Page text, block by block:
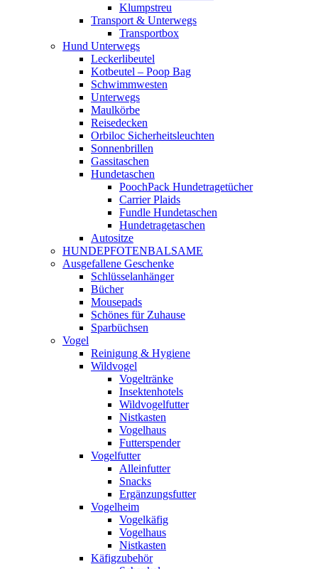
Klumpstreu
Transport & Unterwegs
Transportbox
Hund Unterwegs
Leckerlibeutel
Kotbeutel – Poop Bag
Schwimmwesten
Unterwegs
Maulkörbe
Reisedecken
Orbiloc Sicherheitsleuchten
Sonnenbrillen
Gassitaschen
Hundetaschen
PoochPack Hundetragetücher
Carrier Plaids
Fundle Hundetaschen
Hundetragetaschen
Autositze
HUNDEPFOTENBALSAME
Ausgefallene Geschenke
Schlüsselanhänger
Bücher
Mousepads
Schönes für Zuhause
Sparbüchsen
Vogel
Reinigung & Hygiene
Wildvogel
Vogeltränke
Insektenhotels
Wildvogelfutter
Nistkasten
Vogelhaus
Futterspender
Vogelfutter
Alleinfutter
Snacks
Ergänzungsfutter
Vogelheim
Vogelkäfig
Vogelhaus
Nistkasten
Käfigzubehör